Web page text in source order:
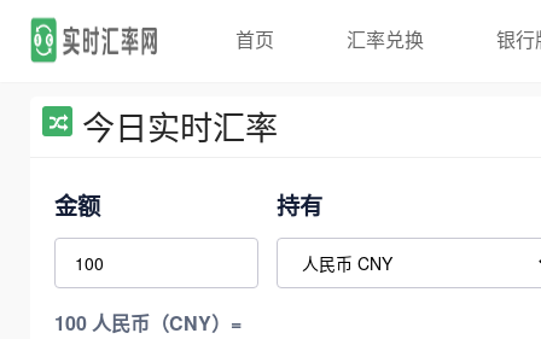
首页 汇率兑换 银行
今日实时汇率
金额 持有
100 人民币（CNY）=